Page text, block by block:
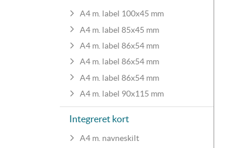
A4 m. label 100x45 mm
A4 m. label 85x45 mm
A4 m. label 86x54 mm
A4 m. label 86x54 mm
A4 m. label 86x54 mm
A4 m. label 90x115 mm
Integreret kort
A4 m. navneskilt